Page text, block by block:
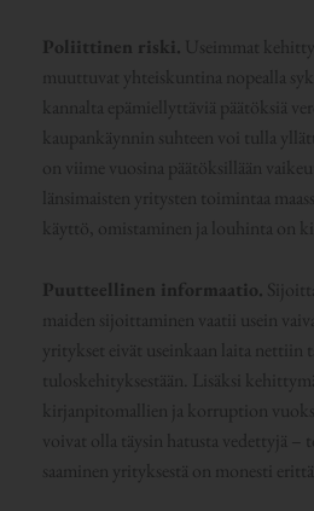
Poliittinen riski. Useimmat
muuttuvat yhteiskuntina nopealla
kannalta epämiellyttäviä päätöksiä
kaupankäynnin suhteen voi tulla
on viime vuosina päätöksillään
länsimaisten yritysten toimintaa
käyttö, omistaminen ja louhinta on
Puutteellinen informaatio.
maiden sijoittaminen vaatii usein
yritykset eivät useinkaan laita nettiin
tuloskehityksestään. Lisäksi
kirjanpitomallien ja korruption
voivat olla täysin hatusta vedettyjä –
saaminen yrityksestä on monesti